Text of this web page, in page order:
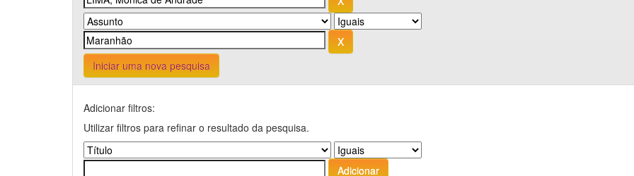
Iniciar uma nova pesquisa
Adicionar filtros:
Utilizar filtros para refinar o resultado da pesquisa.